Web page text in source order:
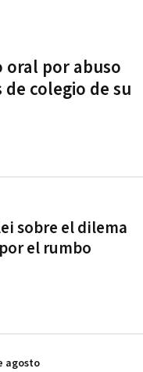
oral por abuso
colegio de su
sobre el dilema
el rumbo
agosto